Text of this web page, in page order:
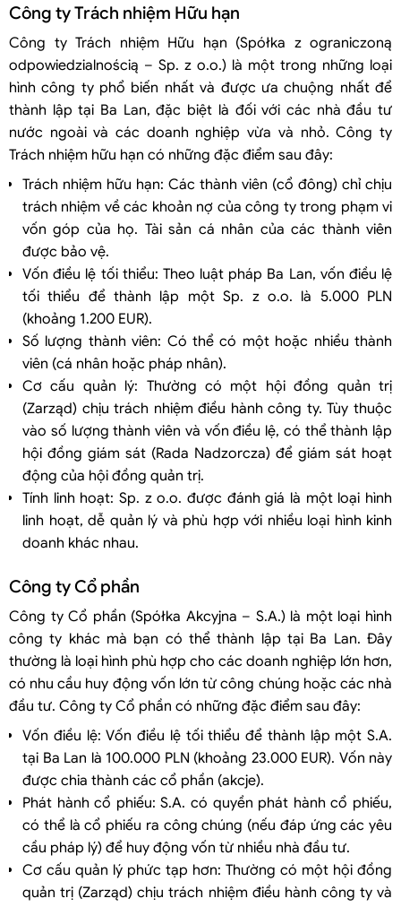
Công ty Trách nhiệm Hữu hạn
Công ty Trách nhiệm Hữu hạn (Spółka z ograniczoną
odpowiedzialnością – Sp. z o.o.) là một trong những loại
hình công ty phổ biến nhất và được ưa chuộng nhất để
thành lập tại Ba Lan, đặc biệt là đối với các nhà đầu tư
nước ngoài và các doanh nghiệp vừa và nhỏ. Công ty
Trách nhiệm hữu hạn có những đặc điểm sau đây:
Trách nhiệm hữu hạn: Các thành viên (cổ đông) chỉ chịu
trách nhiệm về các khoản nợ của công ty trong phạm vi
vốn góp của họ. Tài sản cá nhân của các thành viên
được bảo vệ.
Vốn điều lệ tối thiểu: Theo luật pháp Ba Lan, vốn điều lệ
tối thiểu để thành lập một Sp. z o.o. là 5.000 PLN
(khoảng 1.200 EUR).
Số lượng thành viên: Có thể có một hoặc nhiều thành
viên (cá nhân hoặc pháp nhân).
Cơ cấu quản lý: Thường có một hội đồng quản trị
(Zarząd) chịu trách nhiệm điều hành công ty. Tùy thuộc
vào số lượng thành viên và vốn điều lệ, có thể thành lập
hội đồng giám sát (Rada Nadzorcza) để giám sát hoạt
động của hội đồng quản trị.
Tính linh hoạt: Sp. z o.o. được đánh giá là một loại hình
linh hoạt, dễ quản lý và phù hợp với nhiều loại hình kinh
doanh khác nhau.
Công ty Cổ phần
Công ty Cổ phần (Spółka Akcyjna – S.A.) là một loại hình
công ty khác mà bạn có thể thành lập tại Ba Lan. Đây
thường là loại hình phù hợp cho các doanh nghiệp lớn hơn,
có nhu cầu huy động vốn lớn từ công chúng hoặc các nhà
đầu tư. Công ty Cổ phần có những đặc điểm sau đây:
Vốn điều lệ: Vốn điều lệ tối thiểu để thành lập một S.A.
tại Ba Lan là 100.000 PLN (khoảng 23.000 EUR). Vốn này
được chia thành các cổ phần (akcje).
Phát hành cổ phiếu: S.A. có quyền phát hành cổ phiếu,
có thể là cổ phiếu ra công chúng (nếu đáp ứng các yêu
cầu pháp lý) để huy động vốn từ nhiều nhà đầu tư.
Cơ cấu quản lý phức tạp hơn: Thường có một hội đồng
quản trị (Zarząd) chịu trách nhiệm điều hành công ty và